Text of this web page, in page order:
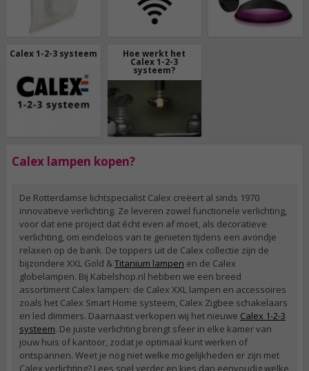
Calex 1-2-3 systeem Hoe werkt het
Calex 1-2-3
systeem?
Calex lampen kopen?
De Rotterdamse lichtspecialist Calex creëert al sinds 1970
innovatieve verlichting. Ze leveren zowel functionele verlichting,
voor dat ene project dat écht even af moet, als decoratieve
verlichting, om eindeloos van te genieten tijdens een avondje
relaxen op de bank. De toppers uit de Calex collectie zijn de
bijzondere XXL Gold &Titanium lampen en de Calex
globelampen. Bij Kabelshop.nl hebben we een breed
assortiment Calex lampen: de Calex XXL lampen en accessoires
zoals het Calex Smart Home systeem, Calex Zigbee schakelaars
en led dimmers. Daarnaast verkopen wij het nieuwe Calex 1-2-3
systeem. De juiste verlichting brengt sfeer in elke kamer van
jouw huis of kantoor, zodat je optimaal kunt werken of
ontspannen. Weet je nog niet welke mogelijkheden er zijn met
Calex verlichting? Lees snel verder en kies dan eenvoudig welke